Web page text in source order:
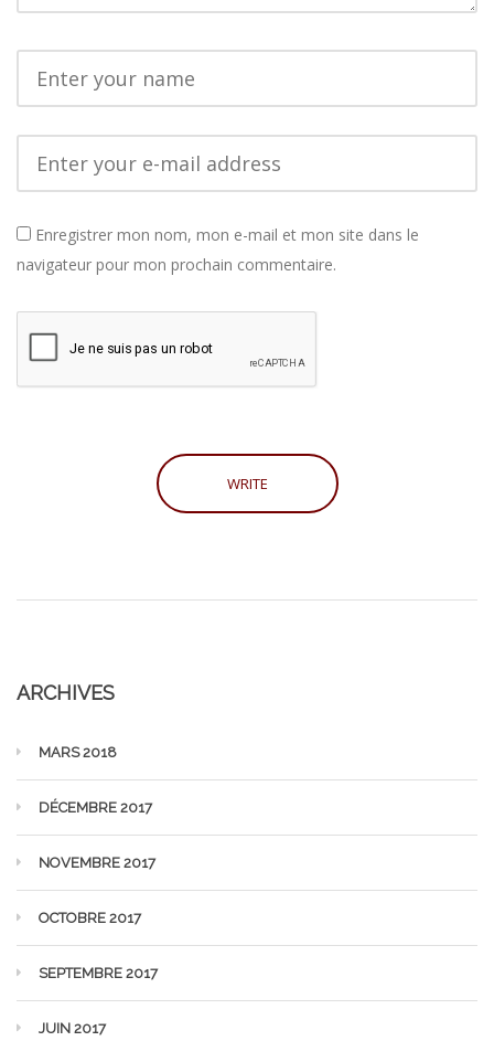
Enregistrer mon nom, mon e-mail et mon site dans le
navigateur pour mon prochain commentaire.
ARCHIVES
MARS 2018
DÉCEMBRE 2017
NOVEMBRE 2017
OCTOBRE 2017
SEPTEMBRE 2017
JUIN 2017